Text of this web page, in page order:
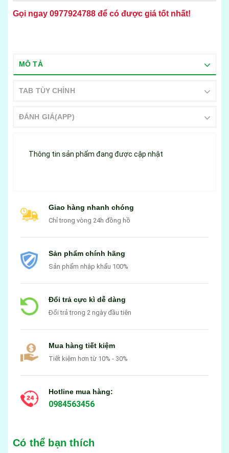
Gọi ngay 0977924788 để có được giá tốt nhất!
MÔ TẢ
TAB TÙY CHỈNH
ĐÁNH GIÁ(APP)
Thông tin sản phẩm đang được cập nhật
Giao hàng nhanh chóng
Chỉ trong vòng 24h đồng hồ
Sản phẩm chính hãng
Sản phẩm nhập khẩu 100%
Đổi trả cực kì dễ dàng
Đổi trả trong 2 ngày đầu tiên
Mua hàng tiết kiệm
Tiết kiệm hơn từ 10% - 30%
Hotline mua hàng:
0984563456
Có thể bạn thích